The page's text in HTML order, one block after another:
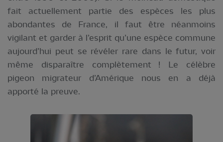
fait actuellement partie des espèces les plus
abondantes de France, il faut être néanmoins
vigilant et garder à l’esprit qu’une espèce commune
aujourd’hui peut se révéler rare dans le futur, voir
même disparaître complètement ! Le célèbre
pigeon migrateur d’Amérique nous en a déjà
apporté la preuve.